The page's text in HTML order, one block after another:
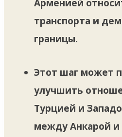
Арменией
транспорта и
границы.
Этот шаг может
улучшить
Турцией и
между Анкарой